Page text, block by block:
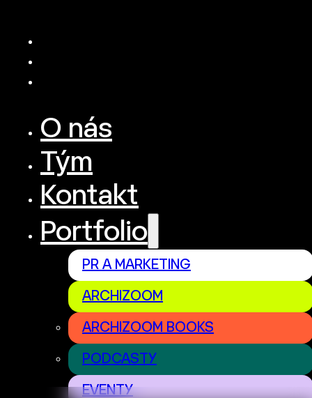
O nás
Tým
Kontakt
Portfolio
PR A MARKETING
ARCHIZOOM
ARCHIZOOM BOOKS
PODCASTY
EVENTY